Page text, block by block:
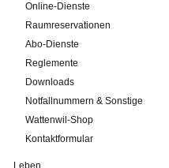
Online-Dienste
Raumreservationen
Abo-Dienste
Reglemente
Downloads
Notfallnummern & Sonstige
Wattenwil-Shop
Kontaktformular
Leben